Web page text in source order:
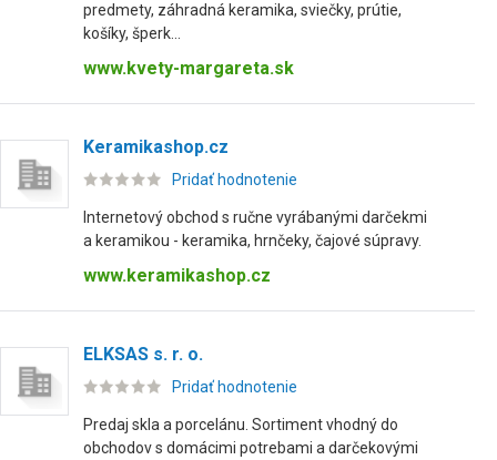
predmety, záhradná keramika, sviečky, prútie,
košíky, šperk...
www.kvety-margareta.sk
Keramikashop.cz
Pridať hodnotenie
Internetový obchod s ručne vyrábanými darčekmi
a keramikou - keramika, hrnčeky, čajové súpravy.
www.keramikashop.cz
ELKSAS s. r. o.
Pridať hodnotenie
Predaj skla a porcelánu. Sortiment vhodný do
obchodov s domácimi potrebami a darčekovými